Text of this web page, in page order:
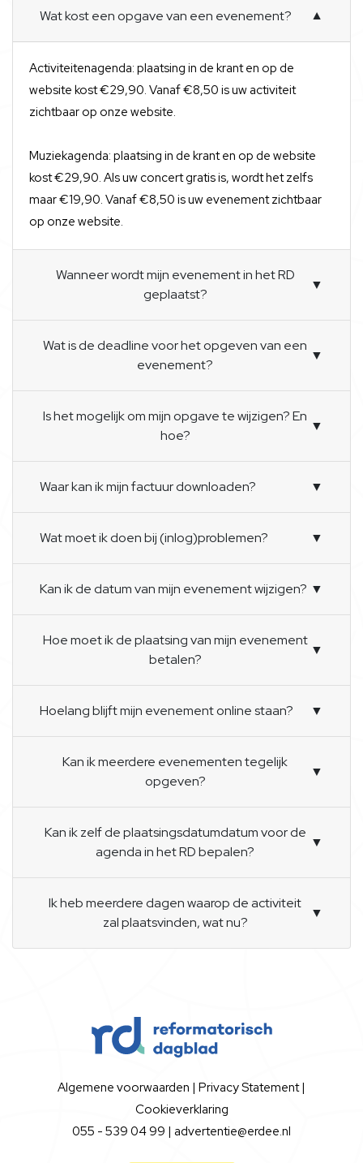
Wat kost een opgave van een evenement? ▼
Activiteitenagenda: plaatsing in de krant en op de
website kost €29,90. Vanaf €8,50 is uw activiteit
zichtbaar op onze website.
Muziekagenda: plaatsing in de krant en op de website
kost €29,90. Als uw concert gratis is, wordt het zelfs
maar €19,90. Vanaf €8,50 is uw evenement zichtbaar
op onze website.
Wanneer wordt mijn evenement in het RD
geplaatst?
▼
Wat is de deadline voor het opgeven van een
evenement?
▼
Is het mogelijk om mijn opgave te wijzigen? En
hoe?
▼
Waar kan ik mijn factuur downloaden? ▼
Wat moet ik doen bij (inlog)problemen? ▼
Kan ik de datum van mijn evenement wijzigen? ▼
Hoe moet ik de plaatsing van mijn evenement
betalen?
▼
Hoelang blijft mijn evenement online staan? ▼
Kan ik meerdere evenementen tegelijk
opgeven?
▼
Kan ik zelf de plaatsingsdatumdatum voor de
agenda in het RD bepalen?
▼
Ik heb meerdere dagen waarop de activiteit
zal plaatsvinden, wat nu?
▼
Algemene voorwaarden | Privacy Statement|
Cookieverklaring
055 - 539 04 99 | advertentie@erdee.nl